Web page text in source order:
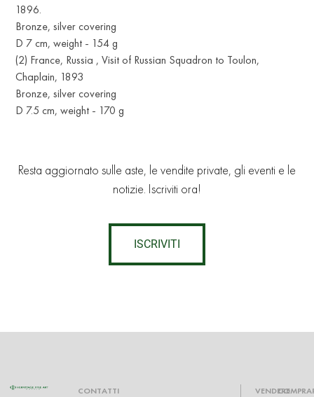
1896.
Bronze, silver covering
D 7 cm, weight - 154 g
(2) France, Russia , Visit of Russian Squadron to Toulon,
Chaplain, 1893
Bronze, silver covering
D 7.5 cm, weight - 170 g
Resta aggiornato sulle aste, le vendite private, gli eventi e le
notizie. Iscriviti ora!
ISCRIVITI
CONTATTI
VENDERE